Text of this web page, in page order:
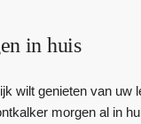
in huis
wilt genieten van
morgen al in